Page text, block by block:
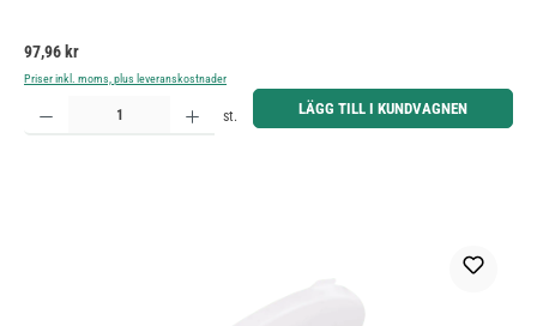
Ordinarie pris:
97,96 kr
Priser inkl. moms, plus leveranskostnader
Produktkvantitet: Ange önskat belopp eller använd knapparna för att öka eller minska kvantiteten.
st. LÄGG TILL I KUNDVAGNEN